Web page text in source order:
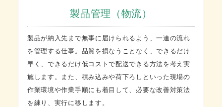
製品管理（物流）
製品が納入先まで無事に届けられるよう、一連の流れ
を管理する仕事。品質を損なうことなく、できるだけ
早く、できるだけ低コストで配送できる方法を考え実
施します。また、積み込みや荷下ろしといった現場の
作業環境や作業手順にも着目して、必要な改善対策法
を練り、実行に移します。